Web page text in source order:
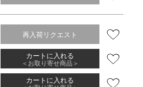
再入荷リクエスト
カートに入れる
＜お取り寄せ商品＞
カートに入れる